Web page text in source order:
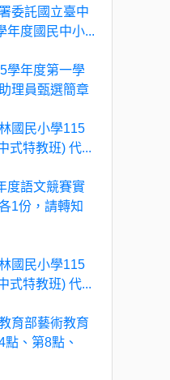
委託國立臺中
年度國民中小...
學年度第一學
理員甄選簡章
國民小學115
式特教班) 代...
度語文競賽實
1份，請轉知
國民小學115
式特教班) 代...
育部藝術教育
、第8點、